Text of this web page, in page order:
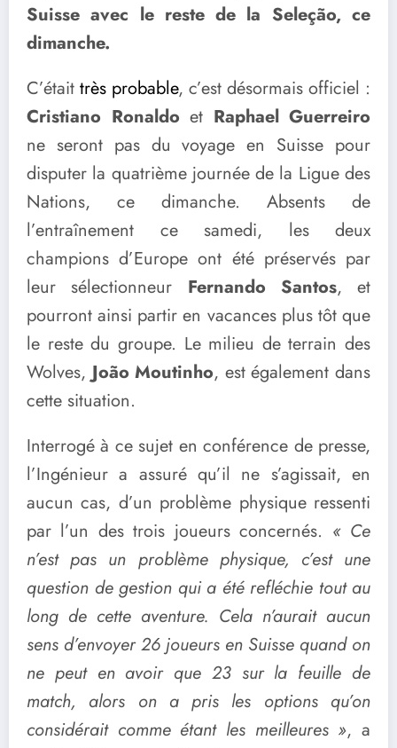
Suisse avec le reste de la Seleção, ce
dimanche.
C’était très probable, c’est désormais officiel :
Cristiano Ronaldo et Raphael Guerreiro
ne seront pas du voyage en Suisse pour
disputer la quatrième journée de la Ligue des
Nations, ce dimanche. Absents de
l’entraînement ce samedi, les deux
champions d’Europe ont été préservés par
leur sélectionneur Fernando Santos, et
pourront ainsi partir en vacances plus tôt que
le reste du groupe. Le milieu de terrain des
Wolves, João Moutinho, est également dans
cette situation.
Interrogé à ce sujet en conférence de presse,
l’Ingénieur a assuré qu’il ne s’agissait, en
aucun cas, d’un problème physique ressenti
par l’un des trois joueurs concernés. « Ce
n’est pas un problème physique, c’est une
question de gestion qui a été refléchie tout au
long de cette aventure. Cela n’aurait aucun
sens d’envoyer 26 joueurs en Suisse quand on
ne peut en avoir que 23 sur la feuille de
match, alors on a pris les options qu’on
considérait comme étant les meilleures », a